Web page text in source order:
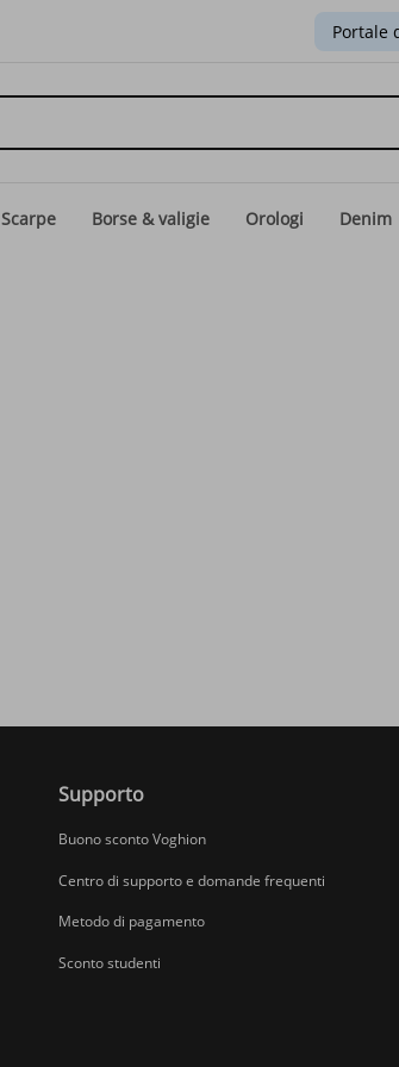
Portale
Scarpe Borse & valigie Orologi Denim
Supporto
Buono sconto Voghion
Centro di supporto e domande frequenti
Metodo di pagamento
Sconto studenti